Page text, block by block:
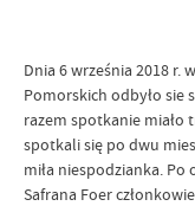
Dnia 6 września 2018 r.
Pomorskich odbyło sie
razem spotkanie miało
spotkali się po dwu
miła niespodzianka.
Safrana Foer